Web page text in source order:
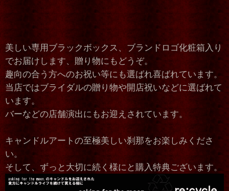
美しい専用ブラックボックス、ブランドロゴ化粧箱入り
でお届けします、贈り物にもどうぞ。
趣向の合う方へのお祝い等にも選ばれ喜ばれています。
当店ではブライダルの贈り物や開店祝いなどに選ばれて
います。
バーなどの店舗演出にもお迎えされています。
キャンドルアートの至極美しい刹那をお楽しみくださ
い。
そして、ずっと大切に続く様にと購入特典ございます。